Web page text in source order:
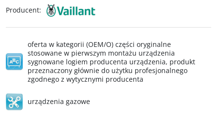
Producent:
oferta w kategorii (OEM/O) części oryginalne
stosowane w pierwszym montażu urządzenia
sygnowane logiem producenta urządzenia, produkt
przeznaczony głównie do użytku profesjonalnego
zgodnego z wytycznymi producenta
urządzenia gazowe